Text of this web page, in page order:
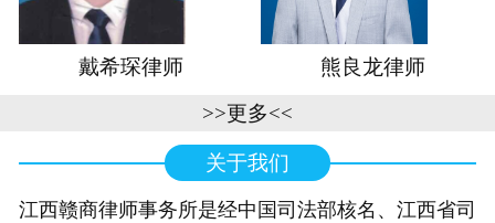
戴希琛律师 熊良龙律师
>>更多<<
关于我们
江西赣商律师事务所是经中国司法部核名、江西省司